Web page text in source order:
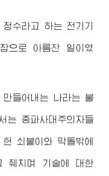
수라고 하는 전기기
으로 아름찬 일이였
만들어내는 나라는 불
는 종파사대주의자들
쇠붙이와 막돌밖에
줴치며 기술에 대한